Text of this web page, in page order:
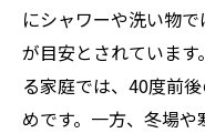
にシャワーや洗い物
が目安とされていま
る家庭では、40度前
めです。一方、冬場